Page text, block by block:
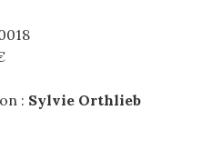
: Sylvie Orthlieb